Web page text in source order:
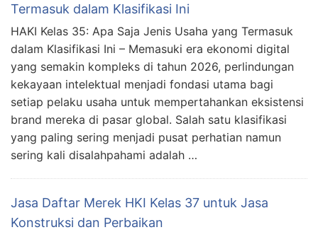
Termasuk dalam Klasifikasi Ini
HAKI Kelas 35: Apa Saja Jenis Usaha yang Termasuk
dalam Klasifikasi Ini – Memasuki era ekonomi digital
yang semakin kompleks di tahun 2026, perlindungan
kekayaan intelektual menjadi fondasi utama bagi
setiap pelaku usaha untuk mempertahankan eksistensi
brand mereka di pasar global. Salah satu klasifikasi
yang paling sering menjadi pusat perhatian namun
sering kali disalahpahami adalah …
Jasa Daftar Merek HKI Kelas 37 untuk Jasa
Konstruksi dan Perbaikan